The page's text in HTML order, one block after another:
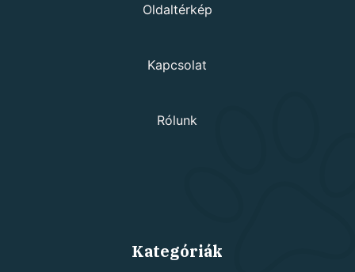
Oldaltérkép
Kapcsolat
Rólunk
Kategóriák